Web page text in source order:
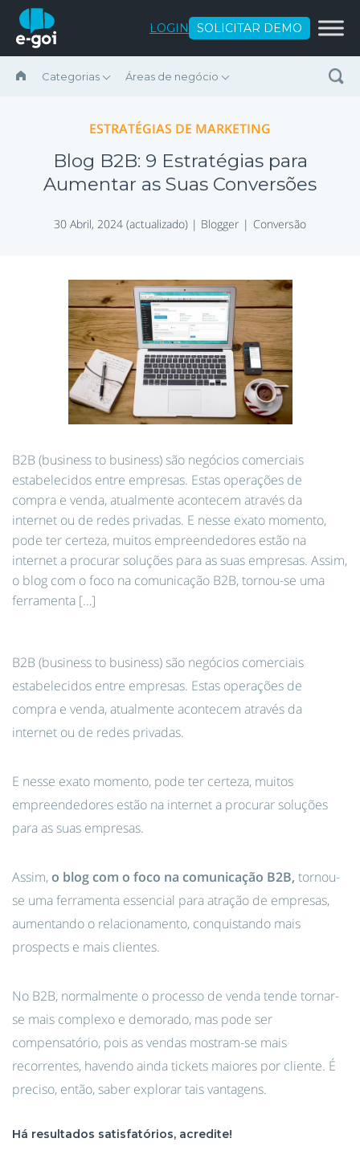
Ir para o conteúdo
LOGIN SOLICITAR DEMO
Categorias Áreas de negócio
ESTRATÉGIAS DE MARKETING
Blog B2B: 9 Estratégias para
Aumentar as Suas Conversões
30 Abril, 2024 (actualizado) | Blogger Conversão
B2B (business to business) são negócios comerciais
estabelecidos entre empresas. Estas operações de
compra e venda, atualmente acontecem através da
internet ou de redes privadas. E nesse exato momento,
pode ter certeza, muitos empreendedores estão na
internet a procurar soluções para as suas empresas. Assim,
o blog com o foco na comunicação B2B, tornou-se uma
ferramenta […]
B2B (business to business) são negócios comerciais
estabelecidos entre empresas. Estas operações de
compra e venda, atualmente acontecem através da
internet ou de redes privadas.
E nesse exato momento, pode ter certeza, muitos
empreendedores estão na internet a procurar soluções
para as suas empresas.
Assim,o blog com o foco na comunicação B2B, tornou-
se uma ferramenta essencial para atração de empresas,
aumentando o relacionamento, conquistando mais
prospects e mais clientes.
No B2B, normalmente o processo de venda tende tornar-
se mais complexo e demorado, mas pode ser
compensatório, pois as vendas mostram-se mais
recorrentes, havendo ainda tickets maiores por cliente. É
preciso, então, saber explorar tais vantagens.
Há resultados satisfatórios, acredite!